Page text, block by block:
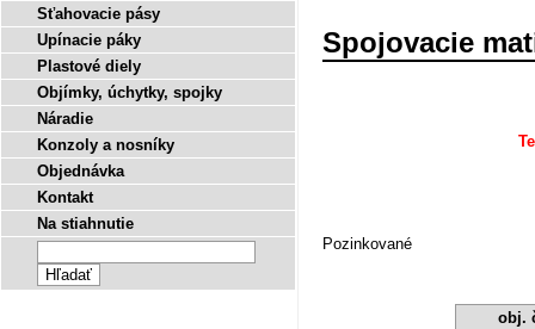
Spojovacie
Pozinkované
obj.
Sťahovacie pásy
Upínacie páky
Plastové diely
Objímky, úchytky, spojky
Náradie
Konzoly a nosníky
Objednávka
Kontakt
Na stiahnutie